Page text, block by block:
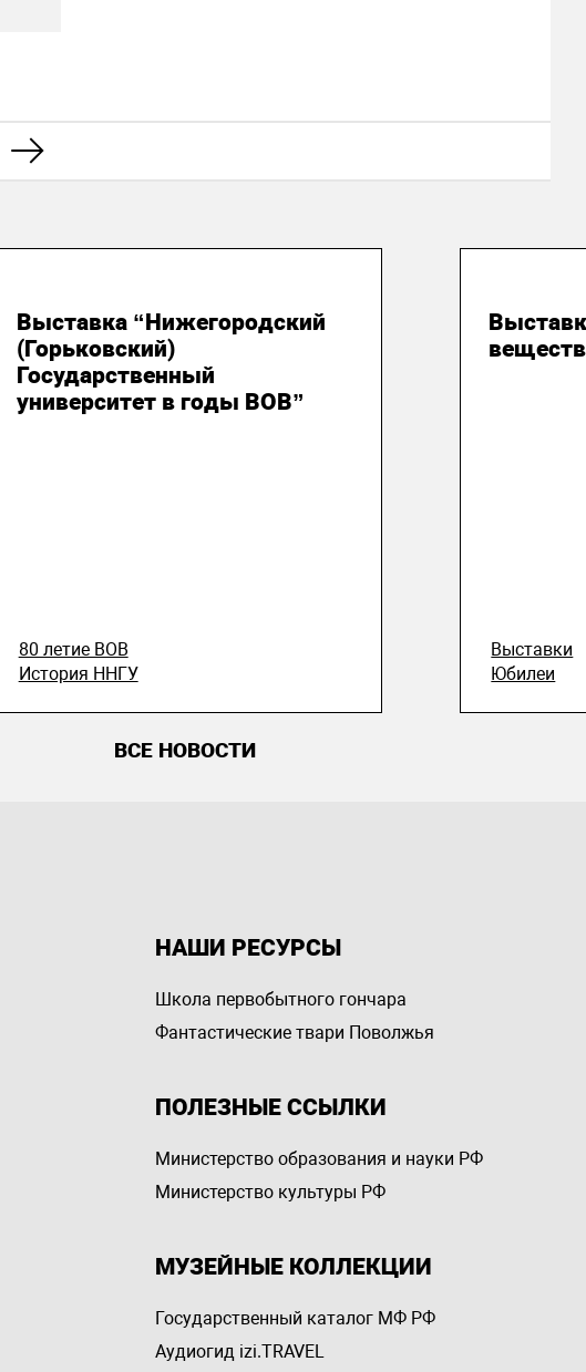
Выставка “Нижегородский
(Горьковский)
Государственный
университет в годы ВОВ”
80 летие ВОВ
История ННГУ
Выставки
Юбилеи
ВСЕ НОВОСТИ
НАШИ РЕСУРСЫ
Школа первобытного гончара
Фантастические твари Поволжья
ПОЛЕЗНЫЕ ССЫЛКИ
Министерство образования и науки РФ
Министерство культуры РФ
МУЗЕЙНЫЕ КОЛЛЕКЦИИ
Государственный каталог МФ РФ
Аудиогид izi.TRAVEL